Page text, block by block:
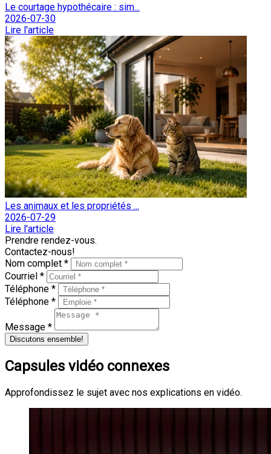
Le courtage hypothécaire : sim...
2026-07-30
Lire l'article
Les animaux et les propriétés ...
2026-07-29
Lire l'article
Prendre rendez-vous.
Contactez-nous!
Nom complet *
Courriel *
Téléphone *
Téléphone *
Message *
Discutons ensemble!
Capsules vidéo connexes
Approfondissez le sujet avec nos explications en vidéo.